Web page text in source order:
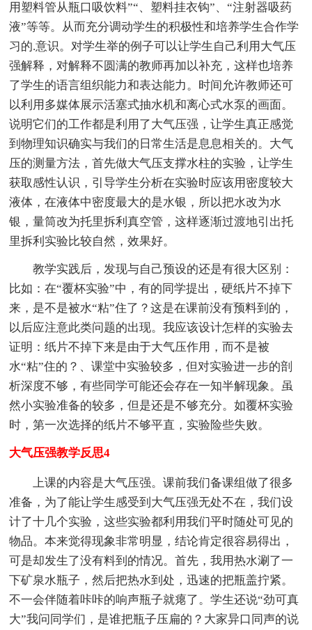
用塑料管从瓶口吸饮料”“、塑料挂衣钩”、“注射器吸药
液”等等。从而充分调动学生的积极性和培养学生合作学
习的.意识。对学生举的例子可以让学生自己利用大气压
强解释，对解释不圆满的教师再加以补充，这样也培养
了学生的语言组织能力和表达能力。时间允许教师还可
以利用多媒体展示活塞式抽水机和离心式水泵的画面。
说明它们的工作都是利用了大气压强，让学生真正感觉
到物理知识确实与我们的日常生活是息息相关的。大气
压的测量方法，首先做大气压支撑水柱的实验，让学生
获取感性认识，引导学生分析在实验时应该用密度较大
液体，在液体中密度最大的是水银，所以把水改为水
银，量筒改为托里拆利真空管，这样逐渐过渡地引出托
里拆利实验比较自然，效果好。
教学实践后，发现与自己预设的还是有很大区别：
比如：在“覆杯实验”中，有的同学提出，硬纸片不掉下
来，是不是被水“粘”住了？这是在课前没有预料到的，
以后应注意此类问题的出现。我应该设计怎样的实验去
证明：纸片不掉下来是由于大气压作用，而不是被
水“粘”住的？、课堂中实验较多，但对实验进一步的剖
析深度不够，有些同学可能还会存在一知半解现象。虽
然小实验准备的较多，但是还是不够充分。如覆杯实验
时，第一次选择的纸片不够平直，实验险些失败。
大气压强教学反思4
上课的内容是大气压强。课前我们备课组做了很多
准备，为了能让学生感受到大气压强无处不在，我们设
计了十几个实验，这些实验都利用我们平时随处可见的
物品。本来觉得现象非常明显，结论肯定很容易得出，
可是却发生了没有料到的情况。首先，我用热水涮了一
下矿泉水瓶子，然后把热水到处，迅速的把瓶盖拧紧。
不一会伴随着咔咔的响声瓶子就瘪了。学生还说“劲可真
大”我问同学们，是谁把瓶子压扁的？大家异口同声的说